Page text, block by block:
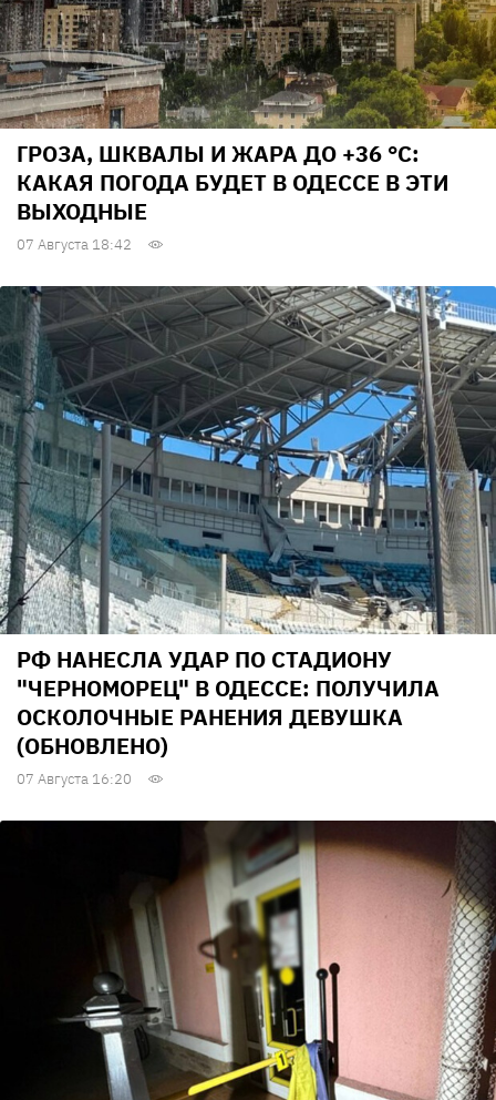
ГРОЗА, ШКВАЛЫ И ЖАРА ДО +36 °С:
КАКАЯ ПОГОДА БУДЕТ В ОДЕССЕ В ЭТИ
ВЫХОДНЫЕ
07 Августа 18:42
РФ НАНЕСЛА УДАР ПО СТАДИОНУ
"ЧЕРНОМОРЕЦ" В ОДЕССЕ: ПОЛУЧИЛА
ОСКОЛОЧНЫЕ РАНЕНИЯ ДЕВУШКА
(ОБНОВЛЕНО)
07 Августа 16:20